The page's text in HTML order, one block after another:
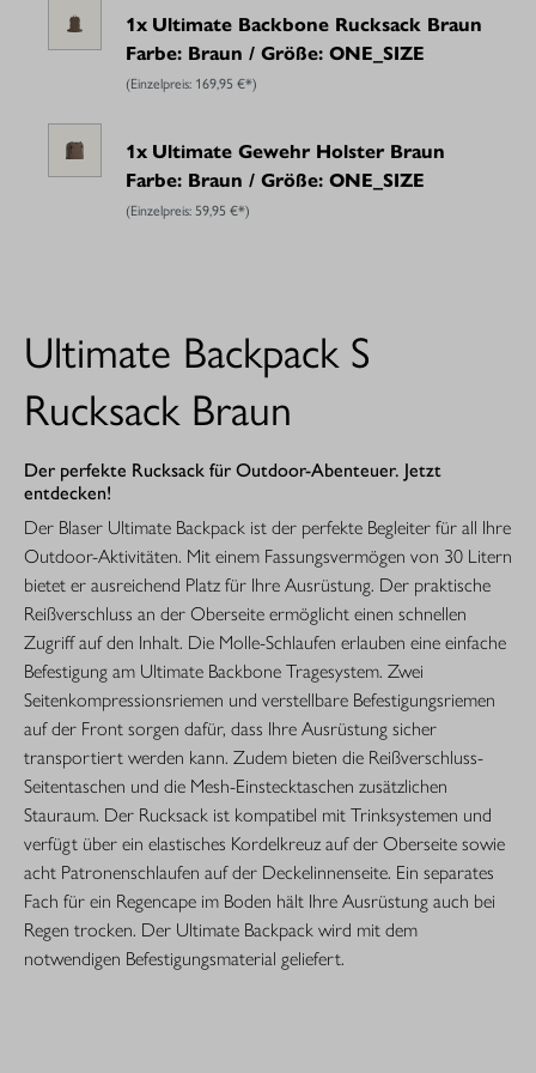
1x Ultimate Backbone Rucksack Braun
Farbe: Braun / Größe: ONE_SIZE
(Einzelpreis: 169,95 €*)
1x Ultimate Gewehr Holster Braun
Farbe: Braun / Größe: ONE_SIZE
(Einzelpreis: 59,95 €*)
Ultimate Backpack S
Rucksack Braun
Der perfekte Rucksack für Outdoor-Abenteuer. Jetzt
entdecken!
Der Blaser Ultimate Backpack ist der perfekte Begleiter für all Ihre
Outdoor-Aktivitäten. Mit einem Fassungsvermögen von 30 Litern
bietet er ausreichend Platz für Ihre Ausrüstung. Der praktische
Reißverschluss an der Oberseite ermöglicht einen schnellen
Zugriff auf den Inhalt. Die Molle-Schlaufen erlauben eine einfache
Befestigung am Ultimate Backbone Tragesystem. Zwei
Seitenkompressionsriemen und verstellbare Befestigungsriemen
auf der Front sorgen dafür, dass Ihre Ausrüstung sicher
transportiert werden kann. Zudem bieten die Reißverschluss-
Seitentaschen und die Mesh-Einstecktaschen zusätzlichen
Stauraum. Der Rucksack ist kompatibel mit Trinksystemen und
verfügt über ein elastisches Kordelkreuz auf der Oberseite sowie
acht Patronenschlaufen auf der Deckelinnenseite. Ein separates
Fach für ein Regencape im Boden hält Ihre Ausrüstung auch bei
Regen trocken. Der Ultimate Backpack wird mit dem
notwendigen Befestigungsmaterial geliefert.